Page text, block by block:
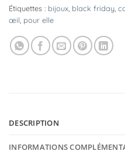
Étiquettes : bijoux black friday
œil pour elle
DESCRIPTION
INFORMATIONS